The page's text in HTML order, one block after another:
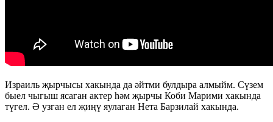
Израиль җырчысы хакында да әйтми булдыра алмыйм. Сүзем
быел чыгыш ясаган актер һәм җырчы Коби Марими хакында
түгел. Ә узган ел җиңү яулаган Нета Барзилай хакында.